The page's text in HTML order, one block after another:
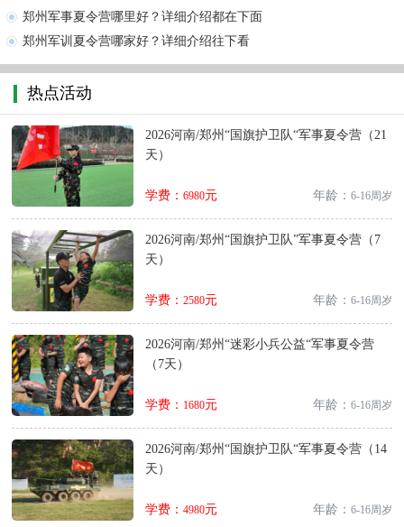
郑州军事夏令营哪里好？详细介绍都在下面
郑州军训夏令营哪家好？详细介绍往下看
热点活动
2026河南/郑州“国旗护卫队“军事夏令营（21
天）
学费： 6980元 年龄： 6-16周岁
2026河南/郑州“国旗护卫队”军事夏令营（7
天）
学费： 2580元 年龄： 6-16周岁
2026河南/郑州“迷彩小兵公益“军事夏令营
（7天）
学费： 1680元 年龄： 6-16周岁
2026河南/郑州“国旗护卫队“军事夏令营（14
天）
学费： 4980元 年龄： 6-16周岁